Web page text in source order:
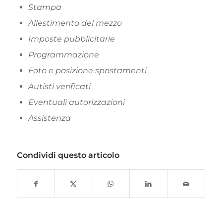
Stampa
Allestimento del mezzo
Imposte pubblicitarie
Programmazione
Foto e posizione spostamenti
Autisti verificati
Eventuali autorizzazioni
Assistenza
Condividi questo articolo